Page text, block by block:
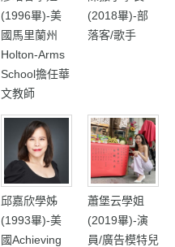
(1996畢)-美
國馬里蘭州
Holton-Arms
School擔任華
文教師
(2018畢)-部
落客/歌手
邱嘉欣學姊
(1993畢)-美
國Achieving
蕭堡云學姐
(2019畢)-演
員/廣告模特兒